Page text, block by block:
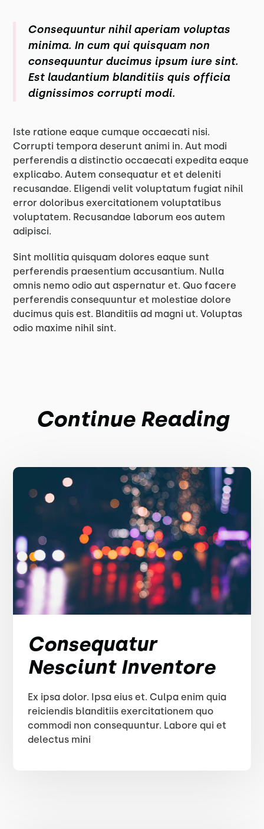
Consequuntur nihil aperiam voluptas
minima. In cum qui quisquam non
consequuntur ducimus ipsum iure sint.
Est laudantium blanditiis quis officia
dignissimos corrupti modi.
Iste ratione eaque cumque occaecati nisi.
Corrupti tempora deserunt animi in. Aut modi
perferendis a distinctio occaecati expedita eaque
explicabo. Autem consequatur et et deleniti
recusandae. Eligendi velit voluptatum fugiat nihil
error doloribus exercitationem voluptatibus
voluptatem. Recusandae laborum eos autem
adipisci.
Sint mollitia quisquam dolores eaque sunt
perferendis praesentium accusantium. Nulla
omnis nemo odio aut aspernatur et. Quo facere
perferendis consequuntur et molestiae dolore
ducimus quis est. Blanditiis ad magni ut. Voluptas
odio maxime nihil sint.
Continue Reading
Consequatur
Nesciunt Inventore
Ex ipsa dolor. Ipsa eius et. Culpa enim quia
reiciendis blanditiis exercitationem quo
commodi non consequuntur. Labore qui et
delectus mini